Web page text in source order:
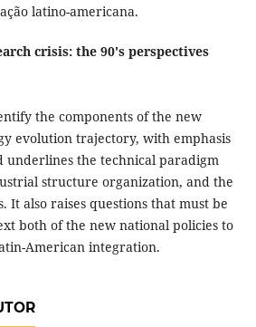
latino-americana.
crisis: the 90's perspectives
the components of the new
evolution trajectory, with emphasis
underlines the technical paradigm
structure organization, and the
It also raises questions that must be
both of the new national policies to
American integration.